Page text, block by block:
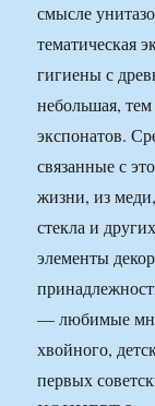
смысле
тематическая
гигиены с
небольшая,
экспонатов.
связанные с
жизни, из
стекла и
элементы
— любимые
хвойного,
первых